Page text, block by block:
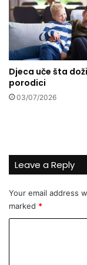
o
p
z
i
v
a
j
ž
u
Djeca uče šta
porodici
03/07/2026
Leave a Reply
Your email address
marked *